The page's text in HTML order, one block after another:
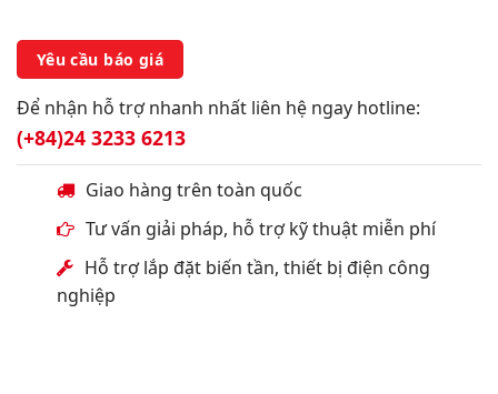
Yêu cầu báo giá
Để nhận hỗ trợ nhanh nhất liên hệ ngay hotline:
(+84)24 3233 6213
Giao hàng trên toàn quốc
Tư vấn giải pháp, hỗ trợ kỹ thuật miễn phí
Hỗ trợ lắp đặt biến tần, thiết bị điện công
nghiệp